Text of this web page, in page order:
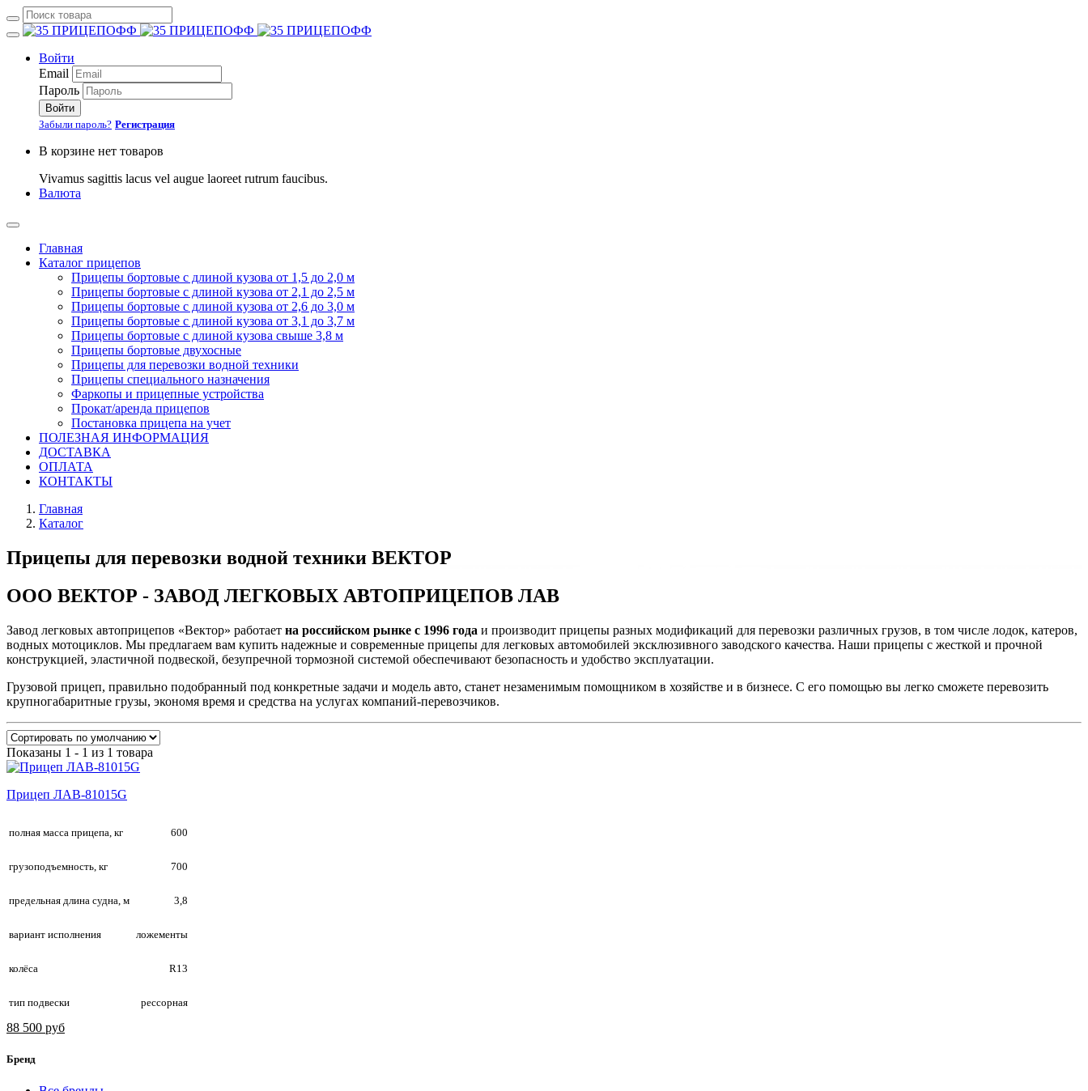
Войти
Email
Пароль
Войти
Забыли пароль? Регистрация
В корзине нет товаров
Vivamus sagittis lacus vel augue laoreet rutrum faucibus.
Валюта
Главная
Каталог прицепов
Прицепы бортовые с длиной кузова от 1,5 до 2,0 м
Прицепы бортовые с длиной кузова от 2,1 до 2,5 м
Прицепы бортовые с длиной кузова от 2,6 до 3,0 м
Прицепы бортовые с длиной кузова от 3,1 до 3,7 м
Прицепы бортовые с длиной кузова свыше 3,8 м
Прицепы бортовые двухосные
Прицепы для перевозки водной техники
Прицепы специального назначения
Фаркопы и прицепные устройства
Прокат/аренда прицепов
Постановка прицепа на учет
ПОЛЕЗНАЯ ИНФОРМАЦИЯ
ДОСТАВКА
ОПЛАТА
КОНТАКТЫ
Главная
Каталог
Прицепы для перевозки водной техники ВЕКТОР
ООО ВЕКТОР - ЗАВОД ЛЕГКОВЫХ АВТОПРИЦЕПОВ ЛАВ
Завод легковых автоприцепов «Вектор» работает на российском рынке с 1996 года и производит прицепы разных модификаций для перевозки различных грузов, в том числе лодок, катеров,
водных мотоциклов. Мы предлагаем вам купить надежные и современные прицепы для легковых автомобилей эксклюзивного заводского качества. Наши прицепы с жесткой и прочной
конструкцией, эластичной подвеской, безупречной тормозной системой обеспечивают безопасность и удобство эксплуатации.
Грузовой прицеп, правильно подобранный под конкретные задачи и модель авто, станет незаменимым помощником в хозяйстве и в бизнесе. С его помощью вы легко сможете перевозить
крупногабаритные грузы, экономя время и средства на услугах компаний-перевозчиков.
Показаны 1 - 1 из 1 товара
Прицеп ЛАВ-81015G
полная масса прицепа, кг 600
грузоподъемность, кг 700
предельная длина судна, м 3,8
вариант исполнения ложементы
колёса R13
тип подвески рессорная
88 500 руб
Бренд